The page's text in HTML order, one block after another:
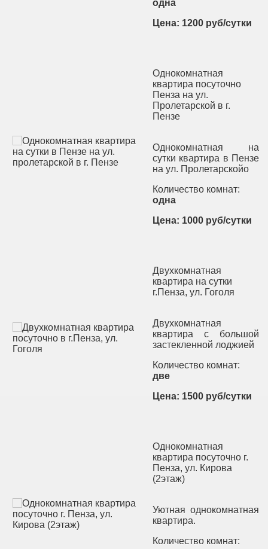
одна
Цена: 1200 руб/сутки
Однокомнатная
квартира посуточно
Пенза на ул.
Пролетарской в г.
Пензе
Однокомнатная на
сутки квартира в Пензе
на ул. Пролетарскойо
Количество комнат:
одна
Цена: 1000 руб/сутки
Двухкомнатная
квартира на сутки
г.Пенза, ул. Гоголя
Двухкомнатная
квартира с большой
застекленной лоджией
Количество комнат:
две
Цена: 1500 руб/сутки
Однокомнатная
квартира посуточно г.
Пенза, ул. Кирова
(2этаж)
Уютная однокомнатная
квартира.
Количество комнат: